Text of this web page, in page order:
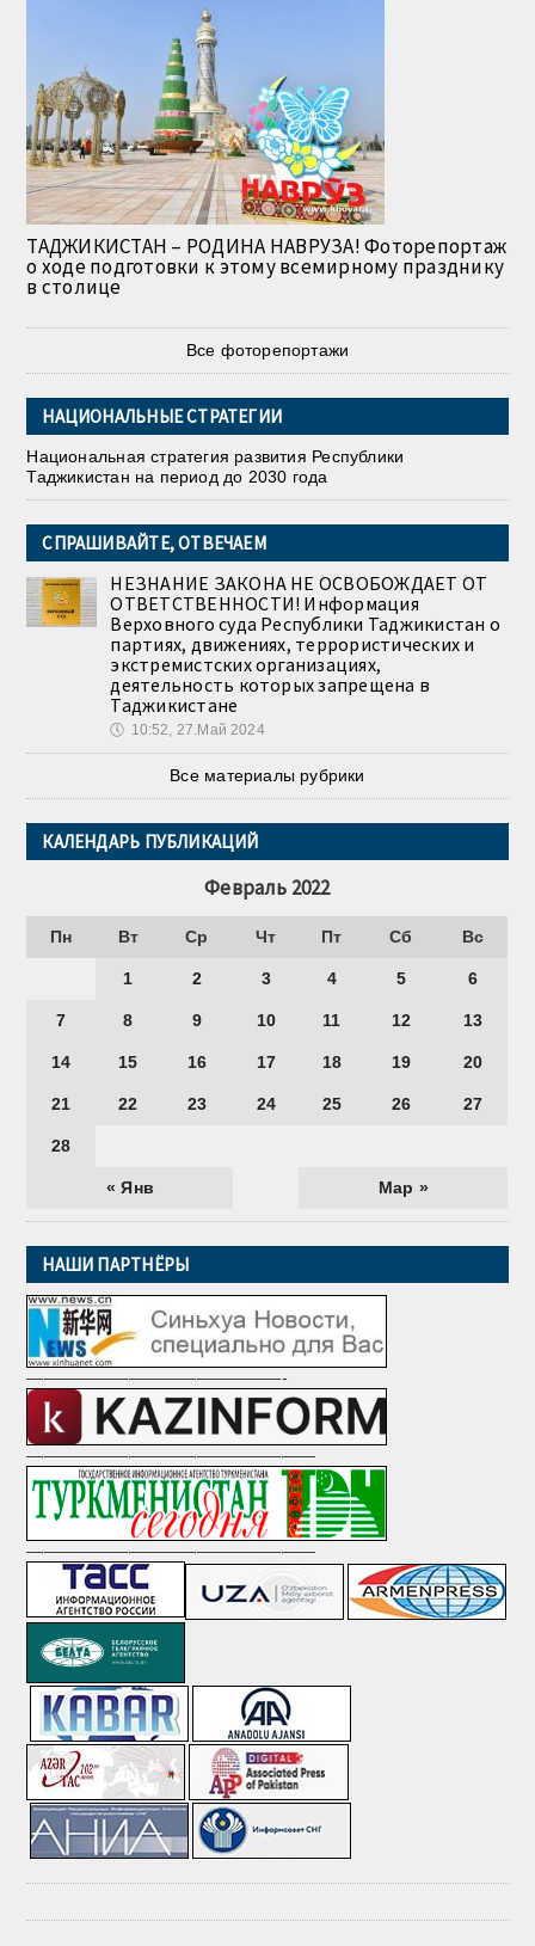
ТАДЖИКИСТАН – РОДИНА НАВРУЗА! Фоторепортаж
о ходе подготовки к этому всемирному празднику
в столице
Все фоторепортажи
НАЦИОНАЛЬНЫЕ СТРАТЕГИИ
Национальная стратегия развития Республики
Таджикистан на период до 2030 года
СПРАШИВАЙТЕ, ОТВЕЧАЕМ
НЕЗНАНИЕ ЗАКОНА НЕ ОСВОБОЖДАЕТ ОТ
ОТВЕТСТВЕННОСТИ! Информация
Верховного суда Республики Таджикистан о
партиях, движениях, террористических и
экстремистских организациях,
деятельность которых запрещена в
Таджикистане
🕔 10:52, 27.Май 2024
Все материалы рубрики
КАЛЕНДАРЬ ПУБЛИКАЦИЙ
Февраль 2022
Пн Вт Ср Чт Пт Сб Вс
« Янв Мар »
1 2 3 4 5 6
7 8 9 10 11 12 13
14 15 16 17 18 19 20
21 22 23 24 25 26 27
28
НАШИ ПАРТНЁРЫ
———————————————-
—————————————————
—————————————————